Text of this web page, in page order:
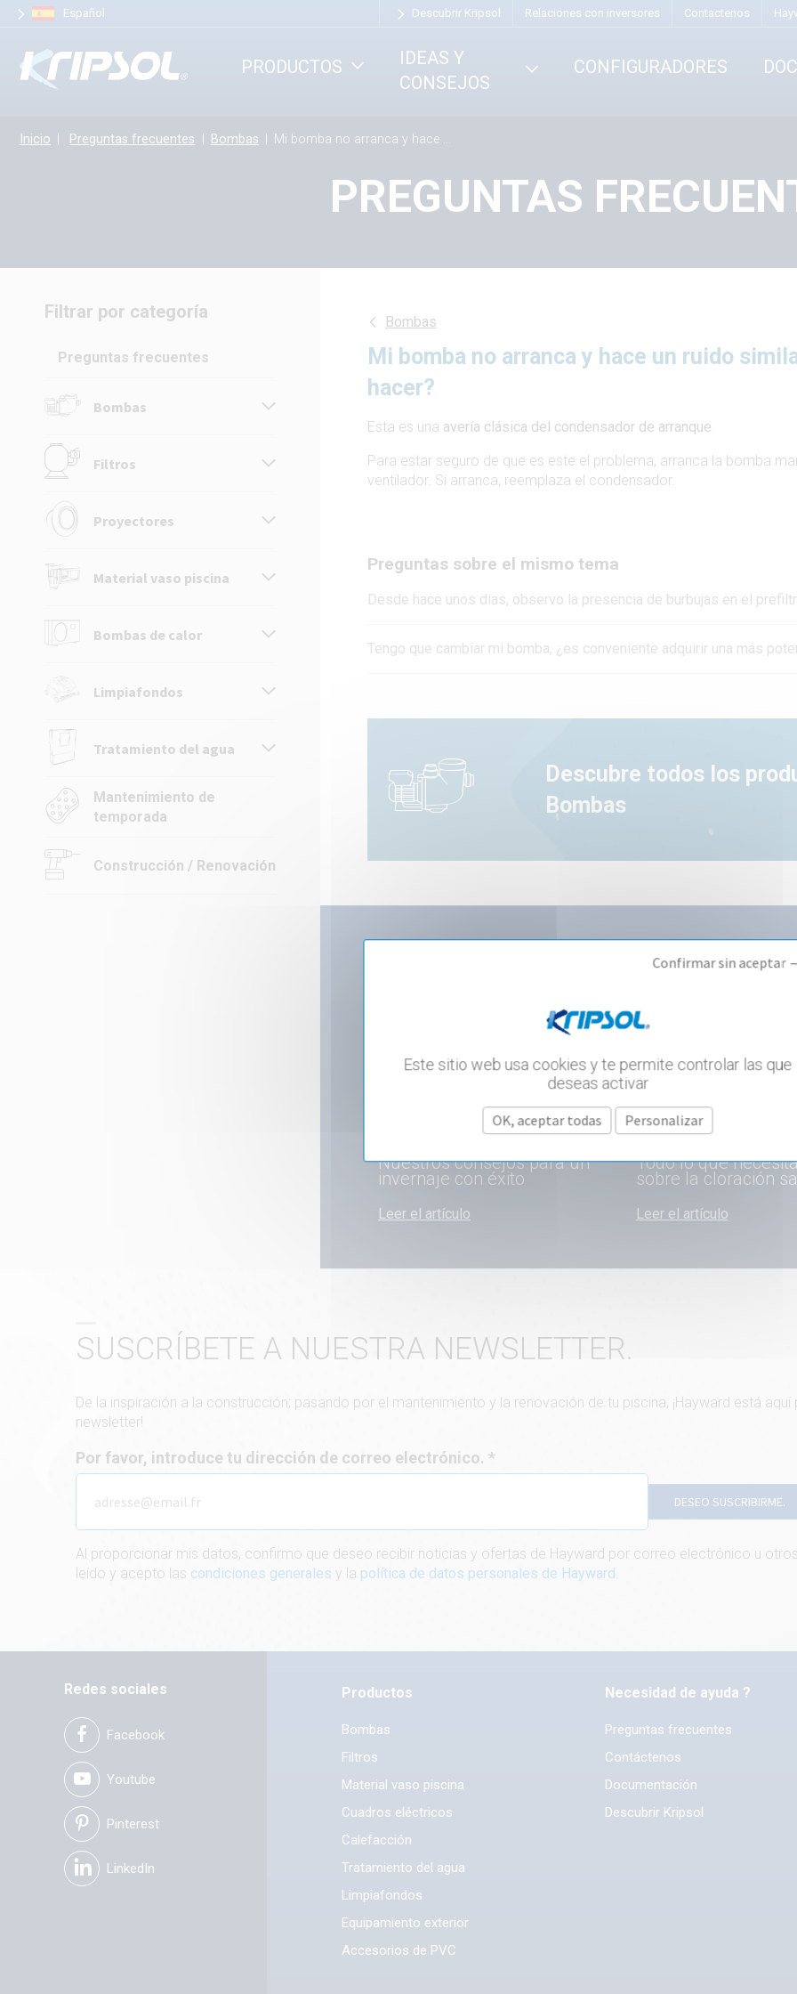
Español Descubrir Kripsol Relaciones con inversores Contactenos
PRODUCTOS
IDEAS Y
CONSEJOS
CONFIGURADORES
Inicio Preguntas frecuentes Bombas Mi bomba no arranca y hace un ruido similar a un gruñido eléctrico, ¿qué debo hacer?
PREGUNTAS
Filtrar por categoría
Preguntas frecuentes
Bombas
Filtros
Proyectores
Material vaso piscina
Bombas de calor
Limpiafondos
Tratamiento del agua
Mantenimiento de
temporada
Construcción / Renovación
Bombas
Mi bomba no arranca y hace un ruido
hacer?
Esta es una avería clásica del condensador de arranque
Para estar seguro de que es este el problema, arranca la bomba
ventilador. Si arranca, reemplaza el condensador.
Preguntas sobre el mismo tema
Desde hace unos dias, observo la presencia de burbujas en el
Tengo que cambiar mi bomba, ¿es conveniente adquirir una más
Descubre todos los
Bombas
ARTÍCULOS SOBRE EL
Nuestros consejos para un
invernaje con éxito
Leer el artículo
Todo lo que
sobre la cloración
Leer el artículo
SUSCRÍBETE A NUESTRA NEWSLETTER.
De la inspiración a la construcción; pasando por el mantenimiento y la renovación de tu piscina, ¡Hayward está
newsletter!
Por favor, introduce tu dirección de correo electrónico.
DESEO SUSCRIBIRME.
Al proporcionar mis datos, confirmo que deseo recibir noticias y ofertas de Hayward por correo electrónico u
leído y acepto las condiciones generales y la política de datos personales de Hayward
Redes sociales
Facebook
Youtube
Pinterest
LinkedIn
Productos
Bombas
Filtros
Material vaso piscina
Cuadros eléctricos
Calefacción
Tratamiento del agua
Limpiafondos
Equipamiento exterior
Accesorios de PVC
Necesidad de ayuda ?
Preguntas frecuentes
Contáctenos
Documentación
Descubrir Kripsol
Panel de gestión de cookies
Este sitio web usa cookies y te permite controlar las que
deseas activar
OK, aceptar todas
Confirmar sin aceptar
Personalizar